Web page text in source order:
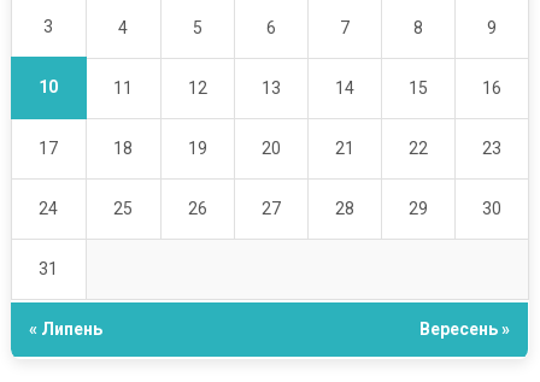
3 4 5 6 7 8 9
10 11 12 13 14 15 16
17 18 19 20 21 22 23
24 25 26 27 28 29 30
31
« Липень Вересень »